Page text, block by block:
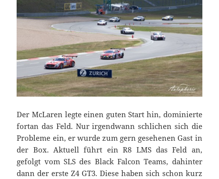
Der McLaren legte einen guten Start hin, dominierte
fortan das Feld. Nur irgendwann schlichen sich die
Probleme ein, er wurde zum gern gesehenen Gast in
der Box. Aktuell führt ein R8 LMS das Feld an,
gefolgt vom SLS des Black Falcon Teams, dahinter
dann der erste Z4 GT3. Diese haben sich schon kurz